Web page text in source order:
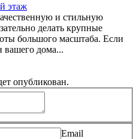
этаж
и стильную
делать крупные
большого масштаба. Если
вашего дома...
опубликован.
Email